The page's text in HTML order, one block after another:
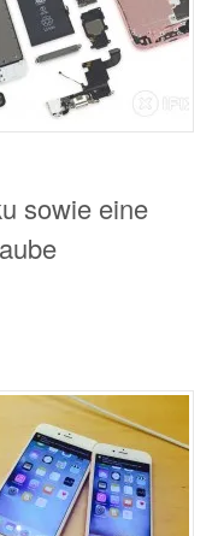
sowie eine